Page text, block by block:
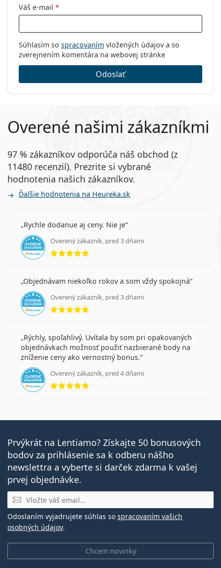
Váš e-mail *
Súhlasím so spracovaním vložených údajov a so
zverejnením komentára na webovej stránke
Odoslať
Overené našimi zákazníkmi
97 % zákazníkov odporúča náš obchod (z
11480 recenzií). Prezrite si vybrané
hodnotenia našich zákazníkov.
Ďalšie hodnotenia na Heureka.sk
Rychle dodanue aj ceny. Nie je
Overený zákazník, pred 3 dňami
hodnotenie 5 z 5
Objednávam niekoľko rokov a som vždy spokojná
Overený zákazník, pred 3 dňami
hodnotenie 5 z 5
Rýchly, spoľahlivý. Uvítala by som pri opakovaných
objednávkach možnosť použiť nazbierané body na
zníženie ceny ako vernostný bonus.
Overený zákazník, pred 4 dňami
hodnotenie 5 z 5
Prvýkrát na Lentiamo? Získajte 50 bonusových
bodov za prihlásenie sa k odberu nášho
newslettra a vyberte si darček zdarma k vašej
prvej objednávke.
E-mail
Chcem novinky
Odoslaním vyjadrujete súhlas so spracovaním vašich
osobných údajov.